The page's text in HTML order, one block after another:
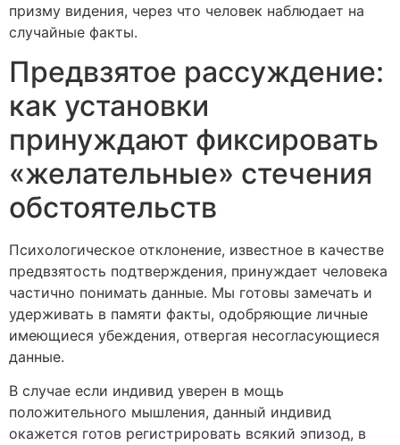
призму видения, через что человек наблюдает на
случайные факты.
Предвзятое рассуждение:
как установки
принуждают фиксировать
«желательные» стечения
обстоятельств
Психологическое отклонение, известное в качестве
предвзятость подтверждения, принуждает человека
частично понимать данные. Мы готовы замечать и
удерживать в памяти факты, одобряющие личные
имеющиеся убеждения, отвергая несогласующиеся
данные.
В случае если индивид уверен в мощь
положительного мышления, данный индивид
окажется готов регистрировать всякий эпизод, в